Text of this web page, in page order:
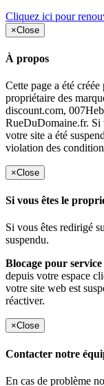
Cliquez ici pour
×Close
À propos
Cette page a été
propriétaire des
discount.com,
RueDuDomaine.fr. Si
votre site a été
violation des
×Close
Si vous êtes le
Si vous êtes redirigé
suspendu.
Blocage pour
depuis votre espace
votre site web est
réactiver.
×Close
Contacter notre
En cas de problème